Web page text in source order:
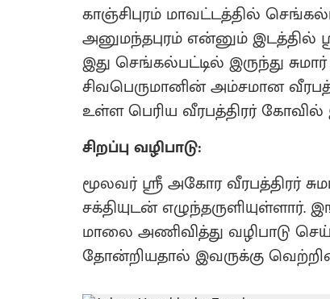
காஞ்சிபுரம் மாவட்டத்தில்
அனுமந்தபுரம் என்னும்
இது செங்கல்பட்டில் இருந்து
சிவபெருமானின் அம்சமான
உள்ள பெரிய வீரபத்திரர் கோவில்
சிறப்பு வழிபாடு:
மூலவர் ஸ்ரீ அகோர வீரபத்திரர்
சக்தியுடன்
மாலை அணிவித்து வழிபாடு
தோன்றியதால் இவருக்கு